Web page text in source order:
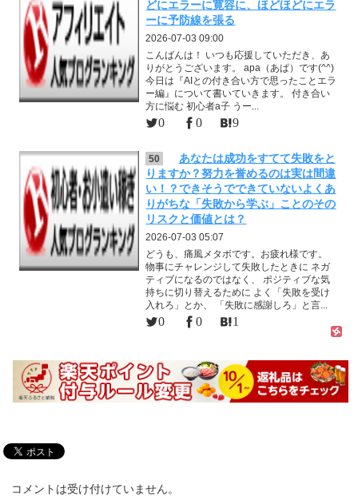
どにエラーに寛容に、ほどほどにエラ
ーに予防線を張る
2026-07-03 09:00
こんばんは！ いつも応援していただき、あ
りがとうございます。 apa（あぱ）です(^^)
今日は『AIとの付き合い方で思ったことエラ
ー編』について書いていきます。 付き合い
方に悩む 初心者a子 うー...
0 0 9
50
あなたは成功をすてて失敗をと
りますか？努力を誉めるのは実は間違
い！？できそうでできていないよくあ
りがちな「失敗から学ぶ」ことのその
リスクと価値とは？
2026-07-03 05:07
どうも、痛風メタボです。お疲れ様です。
物事にチャレンジして失敗したときに ネガ
ティブになるのではなく、 ポジティブな気
持ちに切り替えるために よく「失敗を受け
入れろ」とか、 「失敗に感謝しろ」と言...
0 0 1
コメントは受け付けていません。